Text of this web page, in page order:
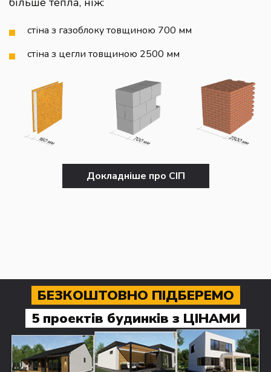
стіна з газоблоку товщиною 700 мм
стіна з цегли товщиною 2500 мм
Докладніше про СІП
БЕЗКОШТОВНО ПІДБЕРЕМО
5 проектів будинків з ЦІНАМИ